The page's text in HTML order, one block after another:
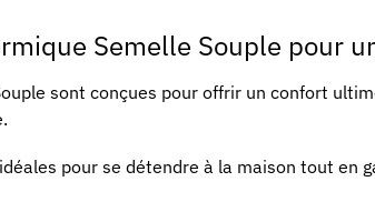
Semelle Souple pour
sont conçues pour offrir un confort
pour se détendre à la maison tout en